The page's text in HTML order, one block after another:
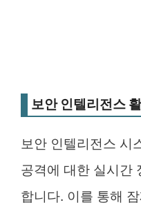
보안 인텔리전스
보안 인텔리전스 시
공격에 대한 실시간
합니다. 이를 통해